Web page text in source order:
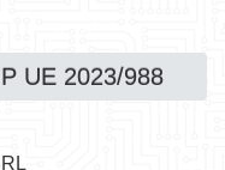
UE 2023/988